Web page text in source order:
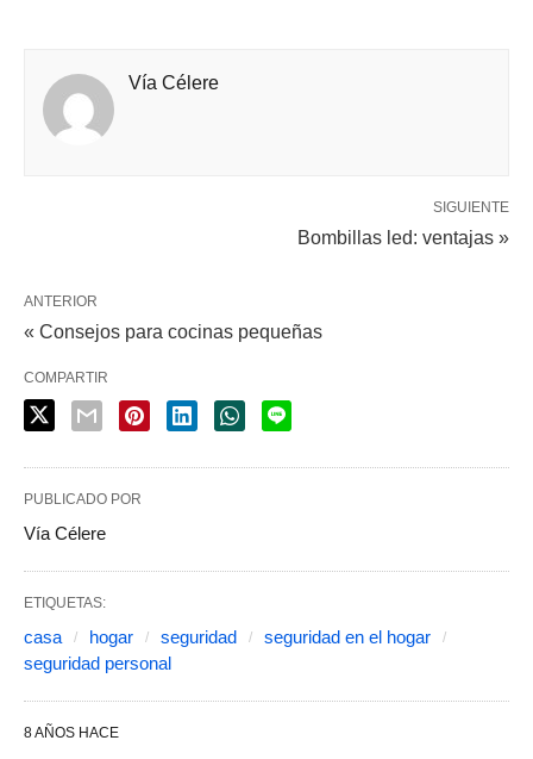
Vía Célere
SIGUIENTE
Bombillas led: ventajas »
ANTERIOR
« Consejos para cocinas pequeñas
COMPARTIR
PUBLICADO POR
Vía Célere
ETIQUETAS:
casa hogar seguridad
seguridad en el hogar
seguridad personal
8 AÑOS HACE